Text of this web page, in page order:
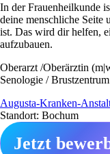
In der Frauenheilkunde
deine menschliche Seite
ist. Das wird dir helfen,
aufzubauen.
Oberarzt /Oberärztin
Senologie / Brustzentrum
Augusta-Kranken-
Standort: Bochum
Jetzt